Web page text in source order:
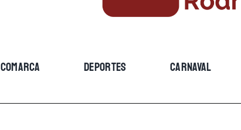
COMARCA DEPORTES CARNAVAL